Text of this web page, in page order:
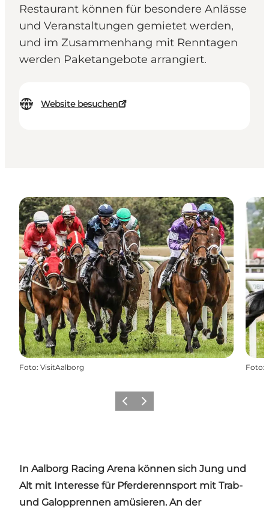
Restaurant können für besondere Anlässe
und Veranstaltungen gemietet werden,
und im Zusammenhang mit Renntagen
werden Paketangebote arrangiert.
Website besuchen
Foto: VisitAalborg Foto:
ZurückWeiter
In Aalborg Racing Arena können sich Jung und
Alt mit Interesse für Pferderennsport mit Trab-
und Galopprennen amüsieren. An der